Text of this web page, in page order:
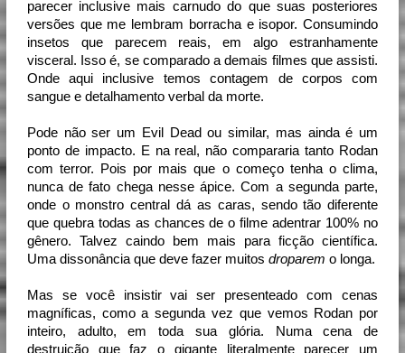
parecer inclusive mais carnudo do que suas posteriores
versões que me lembram borracha e isopor. Consumindo
insetos que parecem reais, em algo estranhamente
visceral. Isso é, se comparado a demais filmes que assisti.
Onde aqui inclusive temos contagem de corpos com
sangue e detalhamento verbal da morte.
Pode não ser um Evil Dead ou similar, mas ainda é um
ponto de impacto. E na real, não compararia tanto Rodan
com terror. Pois por mais que o começo tenha o clima,
nunca de fato chega nesse ápice. Com a segunda parte,
onde o monstro central dá as caras, sendo tão diferente
que quebra todas as chances de o filme adentrar 100% no
gênero. Talvez caindo bem mais para ficção científica.
Uma dissonância que deve fazer muitos droparem o longa.
Mas se você insistir vai ser presenteado com cenas
magníficas, como a segunda vez que vemos Rodan por
inteiro, adulto, em toda sua glória. Numa cena de
destruição que faz o gigante literalmente parecer um